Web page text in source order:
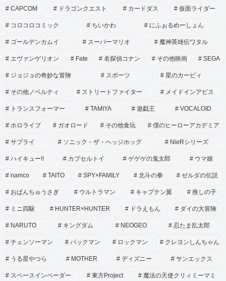
CAPCOM ドラゴンクエスト カードダス 仮面ライダー
コロコロコミック ちいかわ にふぉるめーしょん
ゴールデンカムイ スーパーマリオ 魔神英雄伝ワタル
エヴァンゲリオン Fate 名探偵コナン その他映画 SEGA
ジョジョの奇妙な冒険 スポーツ 星のカービィ
その他ノベルティ ストリートファイター メイドインアビス
トランスフォーマー TAMIYA 遊戯王 VOCALOID
ホロライブ ガオロード その他食玩 僕のヒーローアカデミア
サプライ ソニック・ザ・ヘッジホッグ NieRシリーズ
ハイキュー!! カプセルトイ ゲゲゲの鬼太郎 ウマ娘
namco TAITO SPY×FAMILY 北斗の拳 ゼルダの伝説
おぱんちゅうさぎ ウルトラマン キャプテン翼 推しの子
ミニ四駆 HUNTER×HUNTER ドラえもん ダイの大冒険
NARUTO キングダム NEOGEO 忍たま乱太郎
チェンソーマン パックマン ロックマン クレヨンしんちゃん
うる星やつら MOTHER ディズニー サンエックス
スペースインベーダー 東方Project 魔法の天使クリィミーマミ